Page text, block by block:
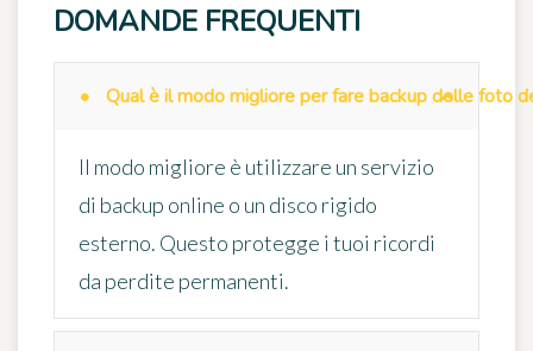
DOMANDE FREQUENTI
Qual è il modo migliore per fare backup delle foto
Il modo migliore è utilizzare un servizio
di backup online o un disco rigido
esterno. Questo protegge i tuoi ricordi
da perdite permanenti.